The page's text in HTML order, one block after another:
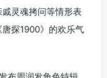
灵魂拷问等情形表
探1900》的欢乐气